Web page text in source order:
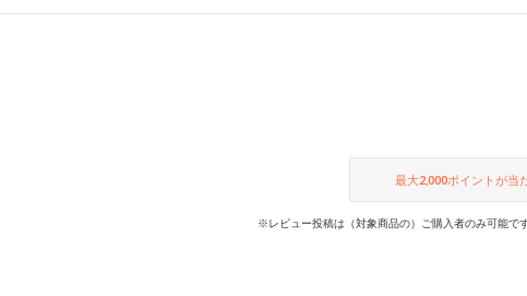
最大2,000ポイントが当
※レビュー投稿は（対象商品の）ご購入者のみ可能で